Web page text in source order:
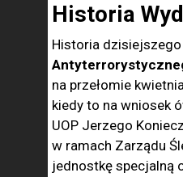
Historia
Historia dzisiejszego
na przełomie
kiedy to na wniosek
UOP Jerzego
w ramach Zarządu
jednostkę specjalną